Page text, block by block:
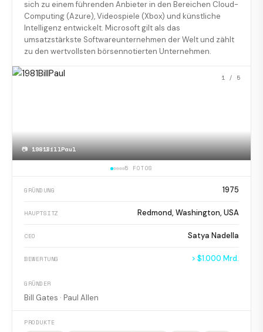
sich zu einem führenden Anbieter in den Bereichen Cloud-
Computing (Azure), Videospiele (Xbox) und künstliche
Intelligenz entwickelt. Microsoft gilt als das
umsatzstärkste Softwareunternehmen der Welt und zählt
zu den wertvollsten börsennotierten Unternehmen.
📷1981BillPaul
1 / 5
5 FOTOS
GRÜNDUNG 1975
HAUPTSITZ Redmond, Washington, USA
CEO Satya Nadella
BEWERTUNG > $1.000 Mrd.
GRÜNDER
Bill Gates · Paul Allen
PRODUKTE